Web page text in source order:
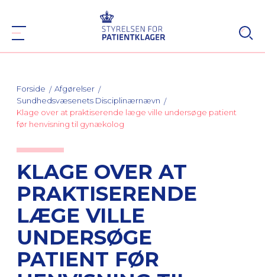
Forside
Afgørelser
Sundhedsvæsenets Disciplinærnævn
Klage over at praktiserende læge ville undersøge patient
før henvisning til gynækolog
KLAGE OVER AT
PRAKTISERENDE
LÆGE VILLE
UNDERSØGE
PATIENT FØR